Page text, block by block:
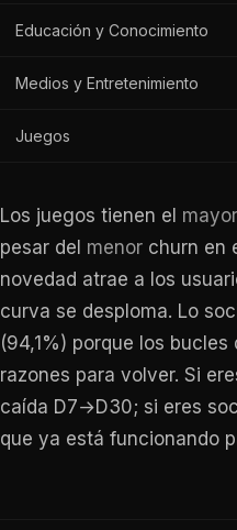
Educación y Conocimiento
Medios y Entretenimiento
Juegos
Los juegos tienen el mayor
pesar del menor churn en
novedad atrae a los
curva se desploma. Lo
(94,1%) porque los
razones para volver. Si
caída D7→D30; si eres
que ya está funcionando